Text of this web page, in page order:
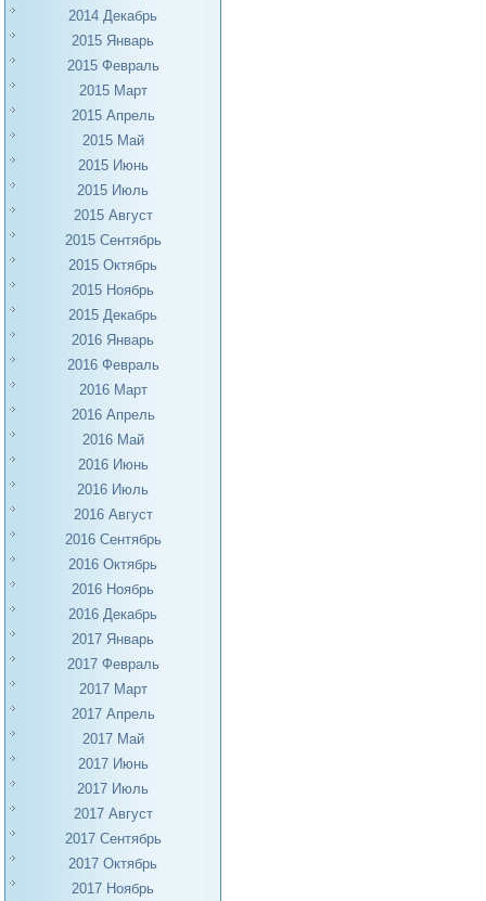
2014 Декабрь
2015 Январь
2015 Февраль
2015 Март
2015 Апрель
2015 Май
2015 Июнь
2015 Июль
2015 Август
2015 Сентябрь
2015 Октябрь
2015 Ноябрь
2015 Декабрь
2016 Январь
2016 Февраль
2016 Март
2016 Апрель
2016 Май
2016 Июнь
2016 Июль
2016 Август
2016 Сентябрь
2016 Октябрь
2016 Ноябрь
2016 Декабрь
2017 Январь
2017 Февраль
2017 Март
2017 Апрель
2017 Май
2017 Июнь
2017 Июль
2017 Август
2017 Сентябрь
2017 Октябрь
2017 Ноябрь